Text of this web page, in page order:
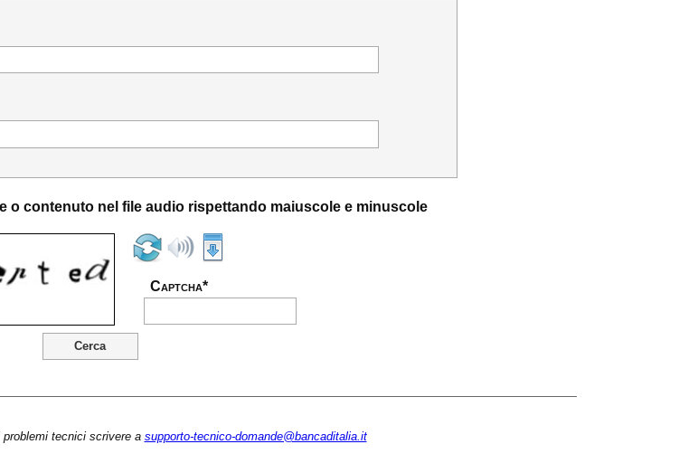
o contenuto nel file audio rispettando maiuscole e minuscole
Captcha*
tecnici scrivere a supporto-tecnico-domande@bancaditalia.it